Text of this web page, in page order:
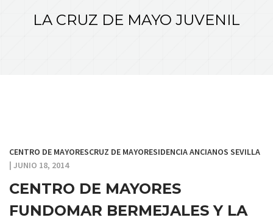
LA CRUZ DE MAYO JUVENIL
CENTRO DE MAYORESCRUZ DE MAYORESIDENCIA ANCIANOS SEVILLA
| JUNIO 18, 2014
CENTRO DE MAYORES
FUNDOMAR BERMEJALES Y LA